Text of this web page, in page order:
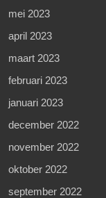
mei 2023
april 2023
maart 2023
februari 2023
januari 2023
december 2022
november 2022
oktober 2022
september 2022